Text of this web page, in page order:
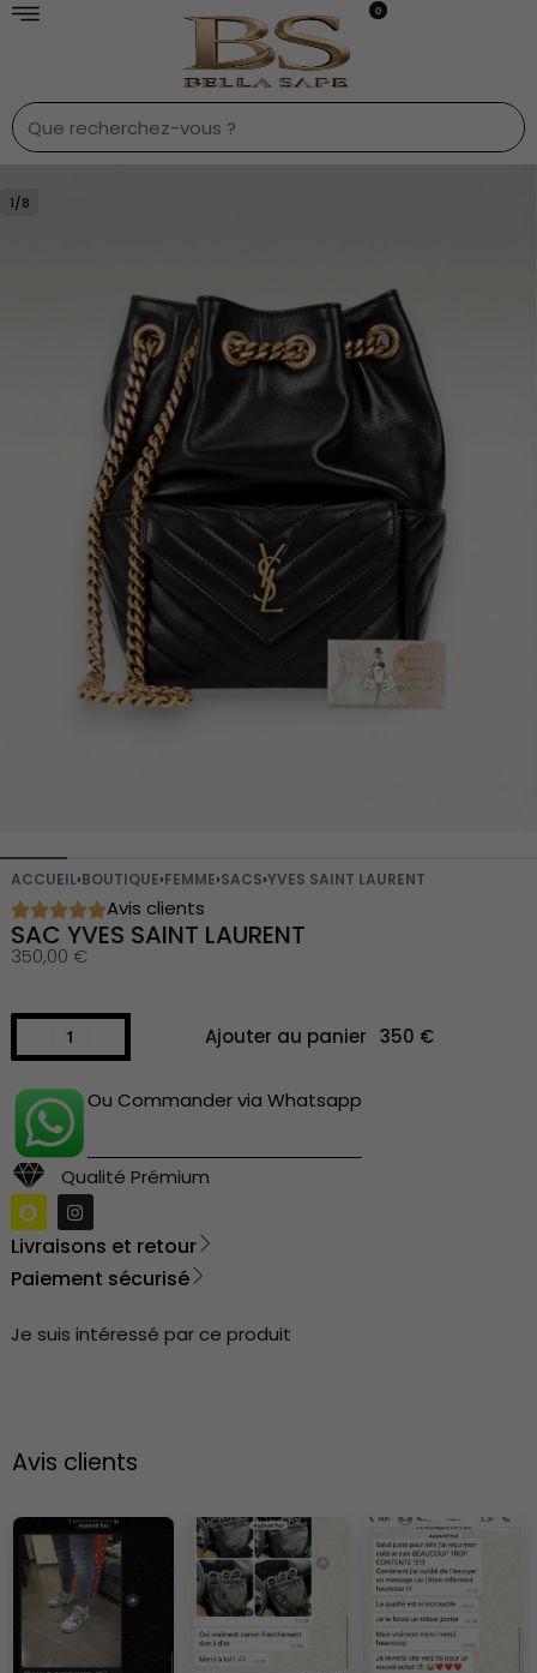
0
1/8
ACCUEIL›BOUTIQUE›FEMME›SACS›YVES SAINT LAURENT
Avis clients
SAC YVES SAINT LAURENT
350,00 €
Ajouter au panier
Ou Commander via Whatsapp
Qualité Prémium
Livraisons et retour
Paiement sécurisé
Je suis intéressé par ce produit
Avis clients